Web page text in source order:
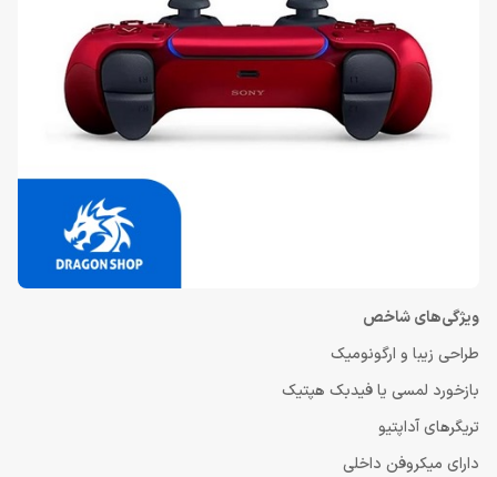
ویژگی‌های شاخص
طراحی زیبا و ارگونومیک
بازخورد لمسی یا فیدبک هپتیک
تریگرهای آداپتیو
دارای میکروفن داخلی